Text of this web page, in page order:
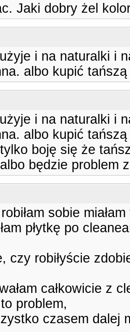
Jaki dobry żel
i na naturalki i
albo kupić
i na naturalki i
albo kupić
boję się że
będzie problem
sobie
płytkę po
czy robiłyście
całkowicie z
problem,
czasem dalej